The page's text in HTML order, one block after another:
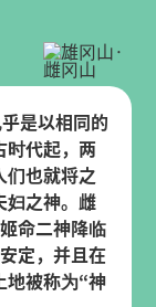
是以相同的
时代起，两
们也就将之
妇之神。雌
命二神降临
定，并且在
地被称为“神